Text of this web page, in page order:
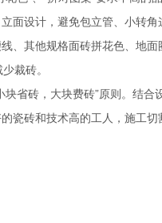
面设计，避免包立管、小转
、其他规格面砖拼花色、地
裁砖。
块省砖，大块费砖”原则。结
瓷砖和技术高的工人，施工